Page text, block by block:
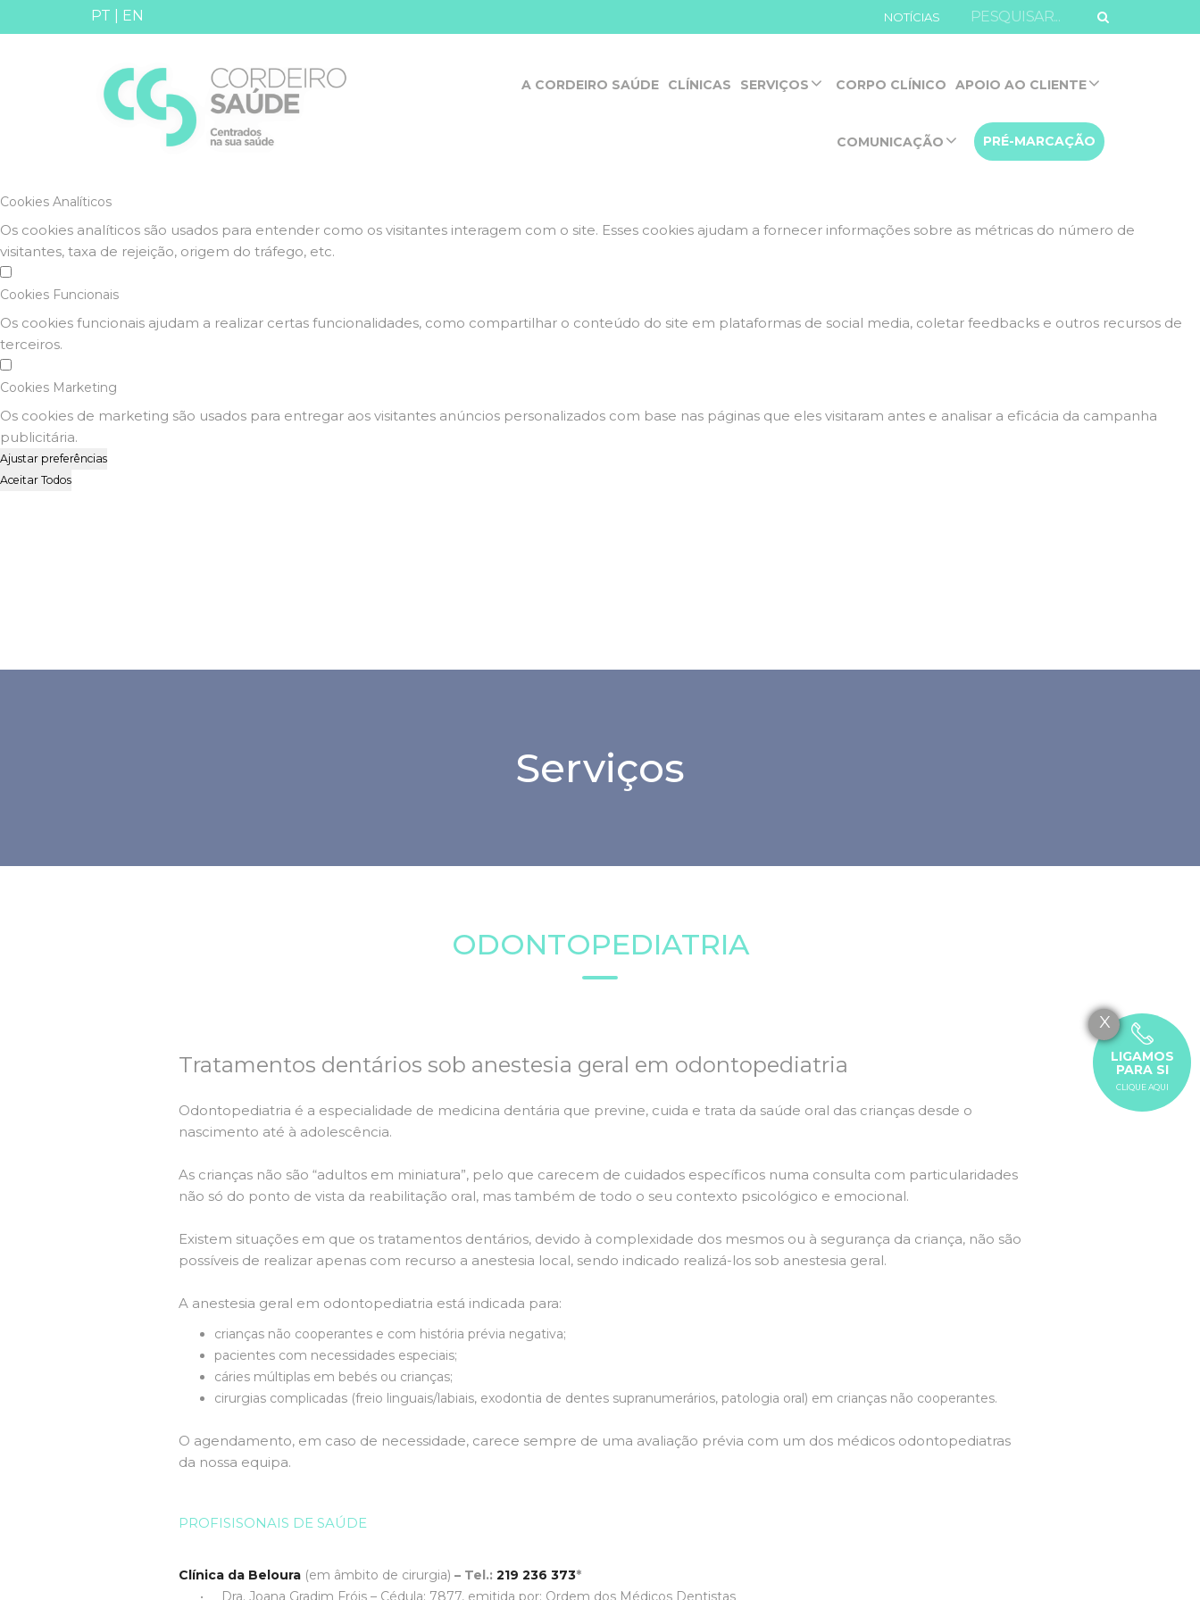
Defina as suas preferências de cookies para este website.
Consulte a nossa política de privacidade e de Cookies
Cookies necessários (obrigatório)
Cookies Analíticos
Os cookies analíticos são usados para entender como os visitantes interagem com o site. Esses cookies ajudam a fornecer informações sobre as métricas do número de
visitantes, taxa de rejeição, origem do tráfego, etc.
Cookies Funcionais
Os cookies funcionais ajudam a realizar certas funcionalidades, como compartilhar o conteúdo do site em plataformas de social media, coletar feedbacks e outros recursos de
terceiros.
Cookies Marketing
Os cookies de marketing são usados para entregar aos visitantes anúncios personalizados com base nas páginas que eles visitaram antes e analisar a eficácia da campanha
publicitária.
Ajustar preferências
Aceitar Todos
PT EN NOTÍCIAS
A CORDEIRO SAÚDE CLÍNICAS SERVIÇOS CORPO CLÍNICO APOIO AO CLIENTE
COMUNICAÇÃO PRÉ-MARCAÇÃO
X
LIGAMOS
PARA SI
CLIQUE AQUI
Serviços
ODONTOPEDIATRIA
Tratamentos dentários sob anestesia geral em odontopediatria
Odontopediatria é a especialidade de medicina dentária que previne, cuida e trata da saúde oral das crianças desde o
nascimento até à adolescência.
As crianças não são “adultos em miniatura”, pelo que carecem de cuidados específicos numa consulta com particularidades
não só do ponto de vista da reabilitação oral, mas também de todo o seu contexto psicológico e emocional.
Existem situações em que os tratamentos dentários, devido à complexidade dos mesmos ou à segurança da criança, não são
possíveis de realizar apenas com recurso a anestesia local, sendo indicado realizá-los sob anestesia geral.
A anestesia geral em odontopediatria está indicada para:
crianças não cooperantes e com história prévia negativa;
pacientes com necessidades especiais;
cáries múltiplas em bebés ou crianças;
cirurgias complicadas (freio linguais/labiais, exodontia de dentes supranumerários, patologia oral) em crianças não cooperantes.
O agendamento, em caso de necessidade, carece sempre de uma avaliação prévia com um dos médicos odontopediatras
da nossa equipa.
PROFISISONAIS DE SAÚDE
Clínica da Beloura (em âmbito de cirurgia) – Tel.: 219 236 373*
• Dra. Joana Gradim Fróis – Cédula: 7877, emitida por: Ordem dos Médicos Dentistas